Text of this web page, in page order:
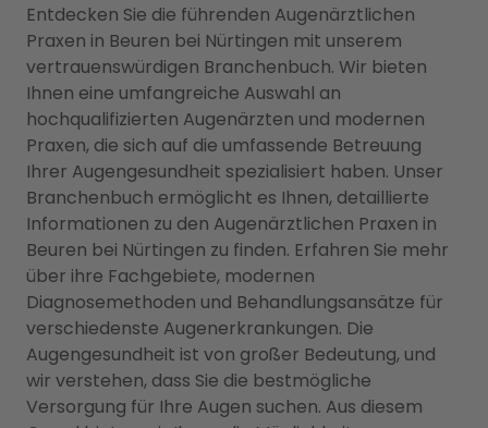
Entdecken Sie die führenden Augenärztlichen
Praxen in Beuren bei Nürtingen mit unserem
vertrauenswürdigen Branchenbuch. Wir bieten
Ihnen eine umfangreiche Auswahl an
hochqualifizierten Augenärzten und modernen
Praxen, die sich auf die umfassende Betreuung
Ihrer Augengesundheit spezialisiert haben. Unser
Branchenbuch ermöglicht es Ihnen, detaillierte
Informationen zu den Augenärztlichen Praxen in
Beuren bei Nürtingen zu finden. Erfahren Sie mehr
über ihre Fachgebiete, modernen
Diagnosemethoden und Behandlungsansätze für
verschiedenste Augenerkrankungen. Die
Augengesundheit ist von großer Bedeutung, und
wir verstehen, dass Sie die bestmögliche
Versorgung für Ihre Augen suchen. Aus diesem